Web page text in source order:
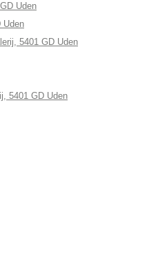
Uden
Uden
5401 GD Uden
5401 GD Uden